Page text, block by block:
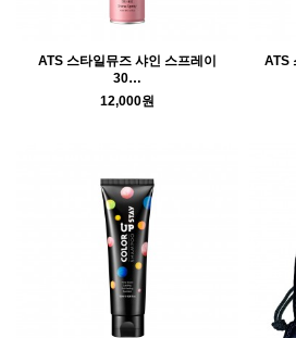
ATS 스타일뮤즈 샤인 스프레이
30…
12,000원
ATS